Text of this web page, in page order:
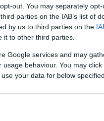
out. You may separately
parties on the IAB’s list of
by us to third parties on the
it to other third parties.
Google services and may
behaviour. You may
your data for below
kommentere sin
både Voronezh